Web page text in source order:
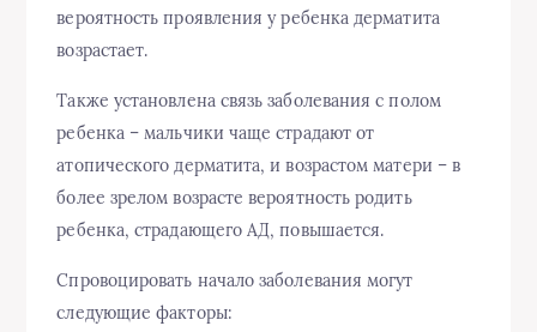
вероятность проявления уребенкадерматита
возрастает.
Также установлена связь заболевания с полом
ребенка – мальчики чаще страдают от
атопического дерматита, и возрастом матери – в
более зрелом возрасте вероятность родить
ребенка, страдающего АД, повышается.
Спровоцировать началозаболеваниямогут
следующие факторы: